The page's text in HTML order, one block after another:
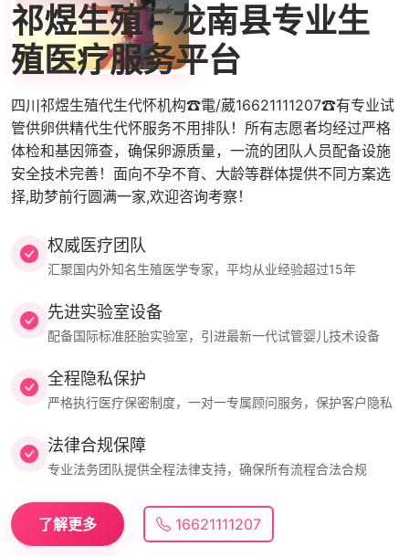
祁煜生殖 - 龙南县专业生
殖医疗服务平台
四川祁煜生殖代生代怀机构☎電/葳16621111207☎有专业试
管供卵供精代生代怀服务不用排队！所有志愿者均经过严格
体检和基因筛查，确保卵源质量，一流的团队人员配备设施
安全技术完善！面向不孕不育、大龄等群体提供不同方案选
择,助梦前行圆满一家,欢迎咨询考察！
权威医疗团队
汇聚国内外知名生殖医学专家，平均从业经验超过15年
先进实验室设备
配备国际标准胚胎实验室，引进最新一代试管婴儿技术设备
全程隐私保护
严格执行医疗保密制度，一对一专属顾问服务，保护客户隐私
法律合规保障
专业法务团队提供全程法律支持，确保所有流程合法合规
了解更多 16621111207